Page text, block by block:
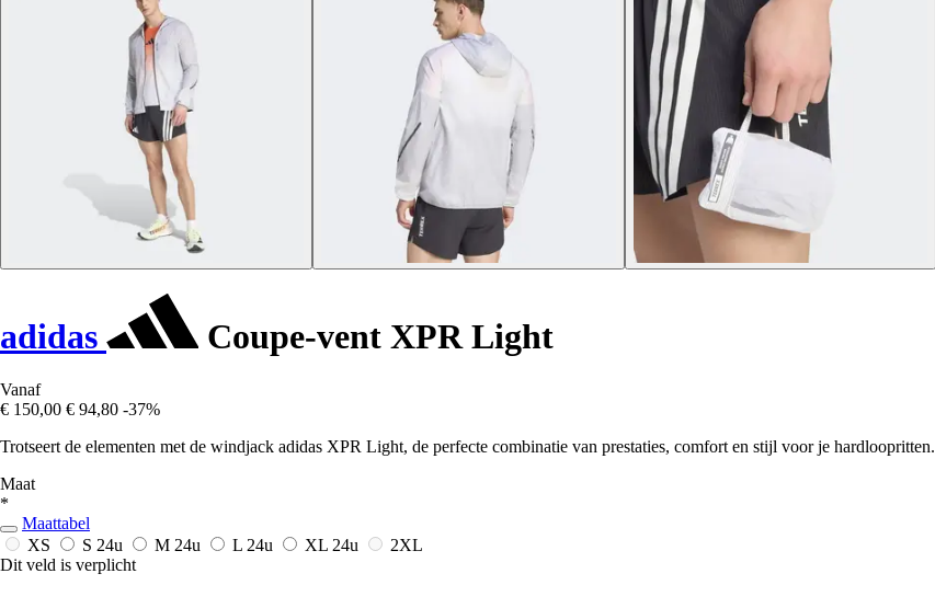
adidas Coupe-vent XPR Light
Vanaf
€ 150,00 € 94,80 -37%
Trotseert de elementen met de windjack adidas XPR Light, de perfecte combinatie van prestaties, comfort en stijl voor je hardloopritten.
Maat
*
Maattabel
XS
S 24u M 24u L 24u XL 24u
2XL
Dit veld is verplicht